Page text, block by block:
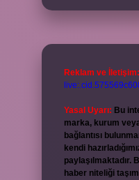
Reklam ve İletişim:
Yasal Uyarı: Bu
marka, kurum
bağlantısı
kendi
paylaşılmaktadır.
haber niteliği